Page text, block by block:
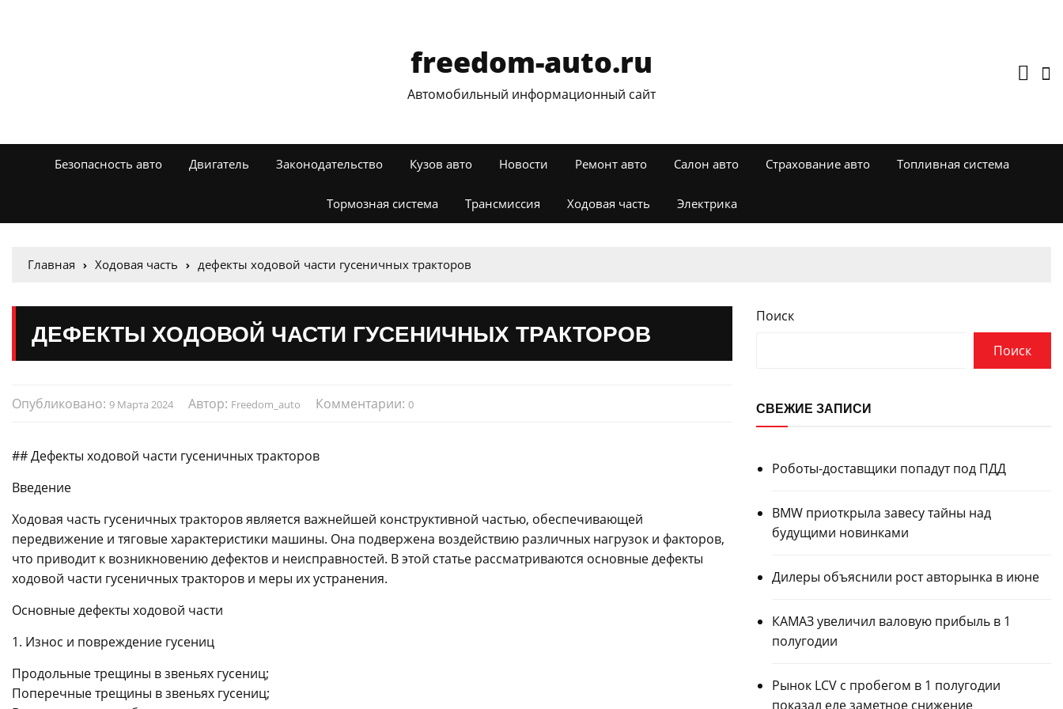
freedom-auto.ru
Автомобильный информационный сайт
Безопасность авто Двигатель Законодательство Кузов авто Новости Ремонт авто Салон авто Страхование авто Топливная система
Тормозная система Трансмиссия Ходовая часть Электрика
Главная Ходовая часть дефекты ходовой части гусеничных тракторов
ДЕФЕКТЫ ХОДОВОЙ ЧАСТИ ГУСЕНИЧНЫХ ТРАКТОРОВ
Опубликовано: 9 Марта 2024 Автор: Freedom_auto Комментарии: 0
## Дефекты ходовой части гусеничных тракторов
Введение
Ходовая часть гусеничных тракторов является важнейшей конструктивной частью, обеспечивающей
передвижение и тяговые характеристики машины. Она подвержена воздействию различных нагрузок и факторов,
что приводит к возникновению дефектов и неисправностей. В этой статье рассматриваются основные дефекты
ходовой части гусеничных тракторов и меры их устранения.
Основные дефекты ходовой части
1. Износ и повреждение гусениц
Продольные трещины в звеньях гусениц;
Поперечные трещины в звеньях гусениц;
Поиск
Поиск
СВЕЖИЕ ЗАПИСИ
Роботы-доставщики попадут под ПДД
BMW приоткрыла завесу тайны над
будущими новинками
Дилеры объяснили рост авторынка в июне
КАМАЗ увеличил валовую прибыль в 1
полугодии
Рынок LCV с пробегом в 1 полугодии
показал еле заметное снижение